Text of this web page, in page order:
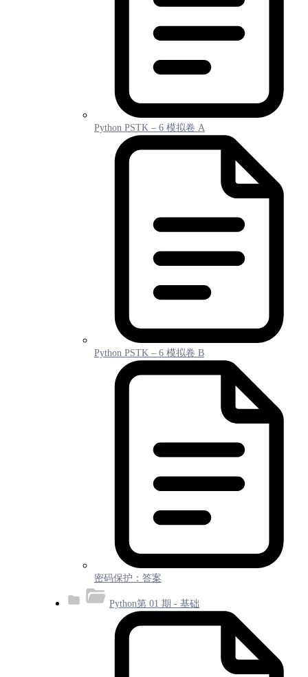
Python PSTK – 6 模拟卷 A
Python PSTK – 6 模拟卷 B
密码保护：答案
Python第 01 期 - 基础